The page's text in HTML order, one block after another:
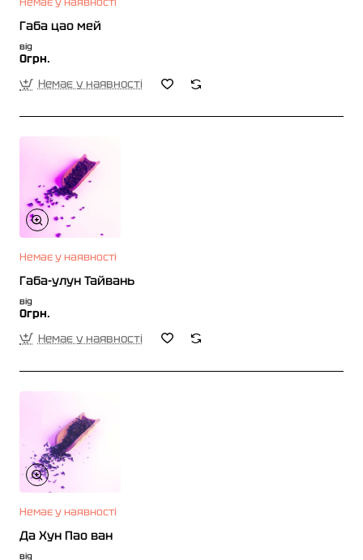
Габа цао мей
від
0грн.
Немає у наявності
Немає у наявності
Габа-улун Тайвань
від
0грн.
Немає у наявності
Немає у наявності
Да Хун Пао ван
від